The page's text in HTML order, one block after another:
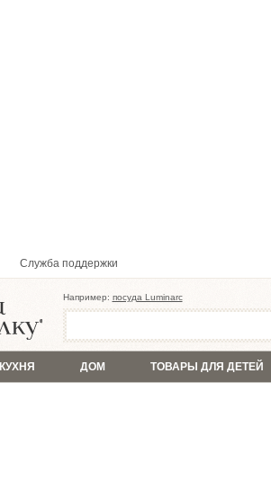
Служба поддержки
Например: посуда Luminarc
КУХНЯ ДОМ ТОВАРЫ ДЛЯ ДЕТЕЙ